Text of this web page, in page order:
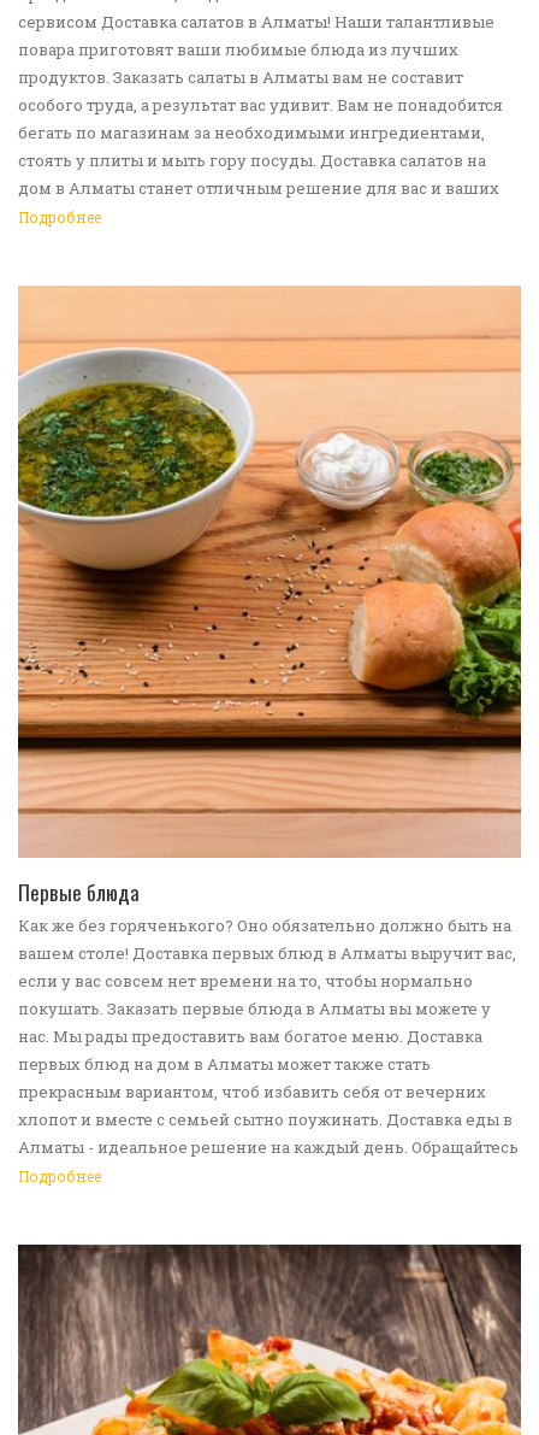
сервисом Доставка салатов в Алматы! Наши талантливые
повара приготовят ваши любимые блюда из лучших
продуктов. Заказать салаты в Алматы вам не составит
особого труда, а результат вас удивит. Вам не понадобится
бегать по магазинам за необходимыми ингредиентами,
стоять у плиты и мыть гору посуды. Доставка салатов на
дом в Алматы станет отличным решение для вас и ваших
родных, друзей. Ведь мы сами берем все хлопоты в свои
Подробнее
Первые блюда
Как же без горяченького? Оно обязательно должно быть на
вашем столе! Доставка первых блюд в Алматы выручит вас,
если у вас совсем нет времени на то, чтобы нормально
покушать. Заказать первые блюда в Алматы вы можете у
нас. Мы рады предоставить вам богатое меню. Доставка
первых блюд на дом в Алматы может также стать
прекрасным вариантом, чтоб избавить себя от вечерних
хлопот и вместе с семьей сытно поужинать. Доставка еды в
Алматы - идеальное решение на каждый день. Обращайтесь
к нам!
Подробнее